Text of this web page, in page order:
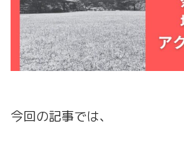
今回の記事では、